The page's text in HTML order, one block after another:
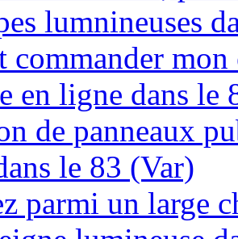
lumnineuses
commander
en ligne dans le
de panneaux
le 83 (Var)
parmi un large